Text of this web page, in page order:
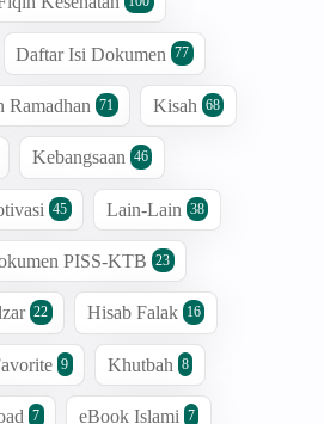
Daftar Isi Dokumen 77
Ramadhan 71 Kisah 68
Kebangsaan 46
45 Lain-Lain 38
PISS-KTB 23
22 Hisab Falak 16
9 Khutbah 8
7 eBook Islami 7